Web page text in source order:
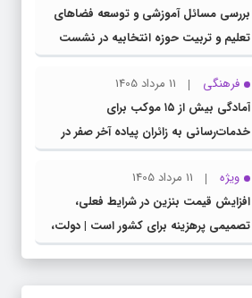
بررسی مسائل آموزشی و توسعه فضاهای
تعلیم و تربیت حوزه انتخابیه در نشست
مشترک عضو کمیسیون آموزش مجلس با
مدیرکل آموزش و پرورش خراسان رضوی
فرهنگی
11 مرداد 1405
آمادگی بیش از ۱۵ موکب برای
خدمات‌رسانی به زائران پیاده آخر صفر در
شهرستان چناران
ویژه
11 مرداد 1405
افزایش قیمت بنزین در شرایط فعلی،
تصمیمی پرهزینه برای کشور است | دولت،
قاچاق سوخت و عوامل اصلی ناترازی را